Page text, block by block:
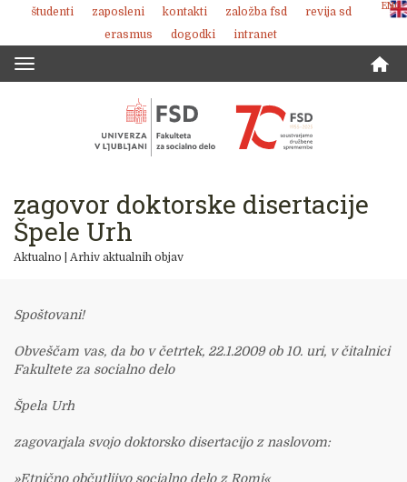
Skoči
vsebino
ENG
študenti zaposleni kontakti založba fsd
revija sd
erasmus
dogodki intranet
zagovor doktorske disertacije
Špele Urh
Aktualno Arhiv aktualnih objav
Spoštovani!
Obveščam vas, da bo v četrtek, 22.1.2009 ob 10. uri, v čitalnici
Fakultete za socialno delo
Špela Urh
zagovarjala svojo doktorsko disertacijo z naslovom:
»Etnično občutljivo socialno delo z Romi«